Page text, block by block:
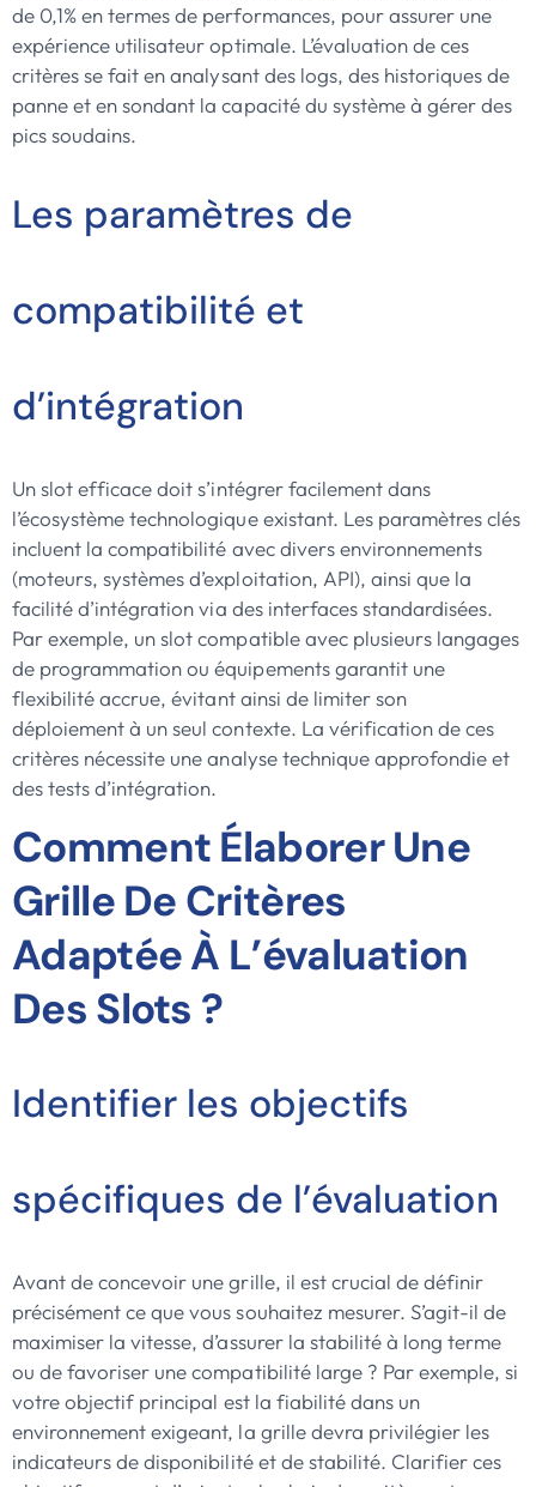
de 0,1% en termes de performances, pour assurer une
expérience utilisateur optimale. L’évaluation de ces
critères se fait en analysant des logs, des historiques de
panne et en sondant la capacité du système à gérer des
pics soudains.
Les paramètres de
compatibilité et
d’intégration
Un slot efficace doit s’intégrer facilement dans
l’écosystème technologique existant. Les paramètres clés
incluent la compatibilité avec divers environnements
(moteurs, systèmes d’exploitation, API), ainsi que la
facilité d’intégration via des interfaces standardisées.
Par exemple, un slot compatible avec plusieurs langages
de programmation ou équipements garantit une
flexibilité accrue, évitant ainsi de limiter son
déploiement à un seul contexte. La vérification de ces
critères nécessite une analyse technique approfondie et
des tests d’intégration.
Comment Élaborer Une
Grille De Critères
Adaptée À L’évaluation
Des Slots ?
Identifier les objectifs
spécifiques de l’évaluation
Avant de concevoir une grille, il est crucial de définir
précisément ce que vous souhaitez mesurer. S’agit-il de
maximiser la vitesse, d’assurer la stabilité à long terme
ou de favoriser une compatibilité large ? Par exemple, si
votre objectif principal est la fiabilité dans un
environnement exigeant, la grille devra privilégier les
indicateurs de disponibilité et de stabilité. Clarifier ces